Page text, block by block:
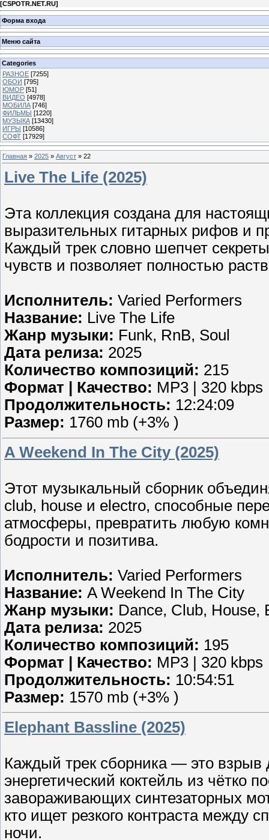
[CSPOTR.NET.RU]
Форма входа
Меню сайта
Categories
РАЗНОЕ [7255]
ОБОИ [795]
ЮМОР [51]
ВИДЕО [4978]
МОБИЛА [746]
ФИЛЬМЫ [1220]
МУЗЫКА [13430]
ИГРЫ [10586]
СОФТ [17929]
Главная » 2025 » Август » 22
Live The Life (2025)
Эта коллекция создана для
выразительных гитарных рифов и
Каждый трек словно шепчет
чувств и позволяет полностью
Исполнитель: Varied Performers
Название: Live The Life
Жанр музыки: Funk, RnB, Soul
Дата релиза: 2025
Количество композиций: 215
Формат | Качество: MP3 | 320 kbps
Продолжительность: 12:24:09
Размер: 1760 mb (+3% )
A Weekend In The City (2025)
Этот музыкальный сборник
club, house и electro, способные
атмосферы, превратить любую
бодрости и позитива.
Исполнитель: Varied Performers
Название: A Weekend In The City
Жанр музыки: Dance, Club, House,
Дата релиза: 2025
Количество композиций: 195
Формат | Качество: MP3 | 320 kbps
Продолжительность: 10:54:51
Размер: 1570 mb (+3% )
Elephant Bassline (2025)
Каждый трек сборника — это
энергетический коктейль из чётко
завораживающих синтезаторных
кто ищет резкого контраста между
ночи.